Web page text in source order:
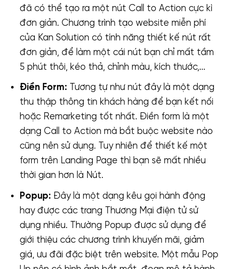
đã có thể tạo ra một nút Call to Action cực kì
đơn giản. Chương trình tạo website miễn phí
của Kan Solution có tính năng thiết kế nút rất
đơn giản, để làm một cái nút bạn chỉ mất tầm
5 phút thôi, kéo thả, chỉnh màu, kích thước,…
Điền Form: Tương tự như nút đây là một dạng
thu thập thông tin khách hàng để bạn kết nối
hoặc Remarketing tốt nhất. Điền form là một
dạng Call to Action mà bắt buộc website nào
cũng nên sử dụng. Tuy nhiên để thiết kế một
form trên Landing Page thì bạn sẽ mất nhiều
thời gian hơn là Nút.
Popup: Đây là một dạng kêu gọi hành động
hay được các trang Thương Mại điện tử sử
dụng nhiều. Thường Popup được sử dụng để
giới thiệu các chương trình khuyến mãi, giảm
giá, ưu đãi đặc biệt trên website. Một mẫu Pop